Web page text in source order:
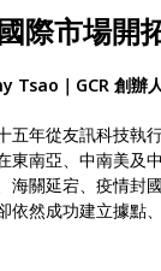
際市場開
Tsao｜GCR 創辦
五年從友訊科技執
東南亞、中南美及
海關延宕、疫情封
依然成功建立據點